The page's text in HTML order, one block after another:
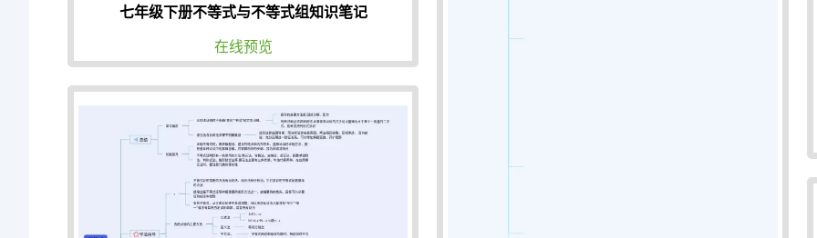
七年级下册不等式与不等式组知识笔记
在线预览